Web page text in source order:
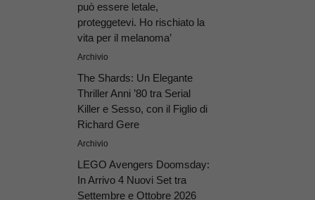
può essere letale,
proteggetevi. Ho rischiato la
vita per il melanoma’
Archivio
The Shards: Un Elegante
Thriller Anni ’80 tra Serial
Killer e Sesso, con il Figlio di
Richard Gere
Archivio
LEGO Avengers Doomsday:
In Arrivo 4 Nuovi Set tra
Settembre e Ottobre 2026